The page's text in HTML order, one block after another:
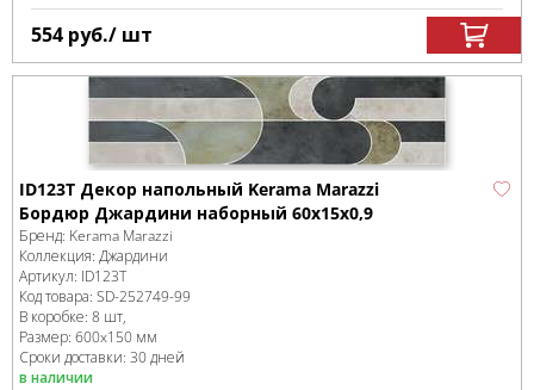
554 руб./ шт
ID123T Декор напольный Kerama Marazzi
Бордюр Джардини наборный 60x15x0,9
Бренд: Kerama Marazzi
Коллекция: Джардини
Артикул: ID123T
Код товара: SD-252749-99
В коробке: 8 шт,
Размер: 600x150 мм
Сроки доставки: 30 дней
в наличии